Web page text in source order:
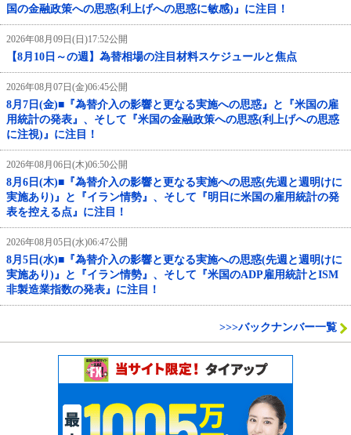
国の金融政策への思惑(利上げへの思惑に敏感)』に注目！
2026年08月09日(日)17:52公開
【8月10日～の週】為替相場の注目材料スケジュールと焦点
2026年08月07日(金)06:45公開
8月7日(金)■『為替介入の影響と更なる実施への思惑』と『米国の雇
用統計の発表』、そして『米国の金融政策への思惑(利上げへの思惑
に注視)』に注目！
2026年08月06日(木)06:50公開
8月6日(木)■『為替介入の影響と更なる実施への思惑(先週と週明けに
実施あり)』と『イラン情勢』、そして『明日に米国の雇用統計の発
表を控える点』に注目！
2026年08月05日(水)06:47公開
8月5日(水)■『為替介入の影響と更なる実施への思惑(先週と週明けに
実施あり)』と『イラン情勢』、そして『米国のADP雇用統計とISM
非製造業指数の発表』に注目！
>>>バックナンバー一覧